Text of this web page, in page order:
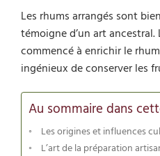
Les rhums arrangés sont
témoigne d’un art
commencé à enrichir le
ingénieux de conserver les
Au sommaire dans
Les origines et influences
L’art de la préparation